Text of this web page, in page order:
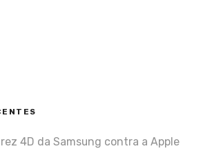
4D da Samsung contra a Apple